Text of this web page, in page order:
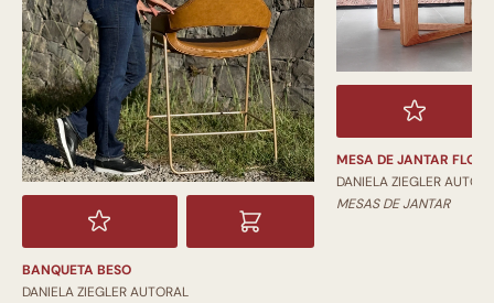
BANQUETA BESO
DANIELA ZIEGLER AUTORAL
MESA DE JANTAR
DANIELA ZIEGLER
MESAS DE JANTAR